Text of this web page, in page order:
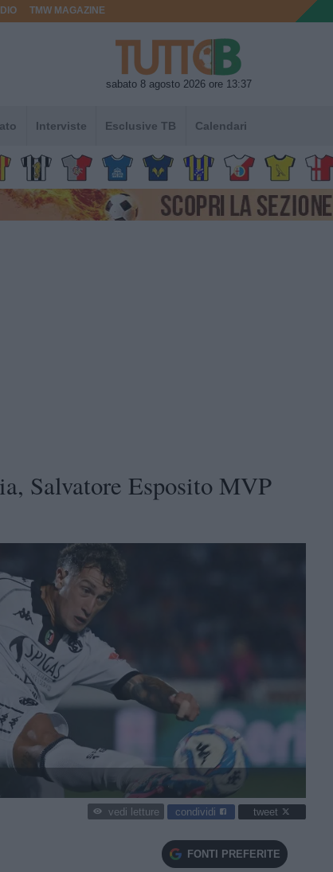
TMW MAGAZINE
sabato 8 agosto 2026 ore 13:37
Interviste Esclusive TB Calendari
Salvatore Esposito MVP
vedi letture condividi tweet
FONTI PREFERITE